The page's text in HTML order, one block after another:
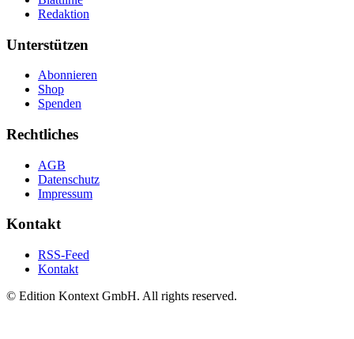
Redaktion
Unterstützen
Abonnieren
Shop
Spenden
Rechtliches
AGB
Datenschutz
Impressum
Kontakt
RSS-Feed
Kontakt
© Edition Kontext GmbH. All rights reserved.